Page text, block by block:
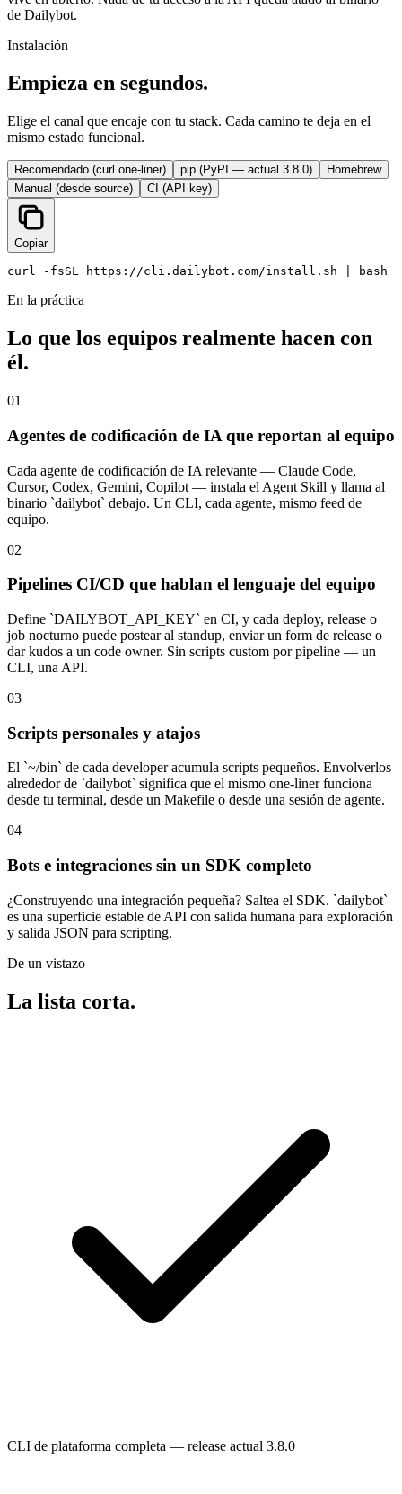
de Dailybot.
Instalación
Empieza en segundos.
Elige el canal que encaje con tu stack. Cada camino te deja en el
mismo estado funcional.
Recomendado (curl one-liner) pip (PyPI — actual 3.8.0)
Homebrew
Manual (desde source)
CI (API key)
Copiar
curl -fsSL https://cli.dailybot.com/install.sh | bash
En la práctica
Lo que los equipos realmente hacen con
él.
01
Agentes de codificación de IA que reportan al equipo
Cada agente de codificación de IA relevante — Claude Code,
Cursor, Codex, Gemini, Copilot — instala el Agent Skill y llama al
binario `dailybot` debajo. Un CLI, cada agente, mismo feed de
equipo.
02
Pipelines CI/CD que hablan el lenguaje del equipo
Define `DAILYBOT_API_KEY` en CI, y cada deploy, release o
job nocturno puede postear al standup, enviar un form de release o
dar kudos a un code owner. Sin scripts custom por pipeline — un
CLI, una API.
03
Scripts personales y atajos
El `~/bin` de cada developer acumula scripts pequeños. Envolverlos
alrededor de `dailybot` significa que el mismo one-liner funciona
desde tu terminal, desde un Makefile o desde una sesión de agente.
04
Bots e integraciones sin un SDK completo
¿Construyendo una integración pequeña? Saltea el SDK. `dailybot`
es una superficie estable de API con salida humana para exploración
y salida JSON para scripting.
De un vistazo
La lista corta.
CLI de plataforma completa — release actual 3.8.0